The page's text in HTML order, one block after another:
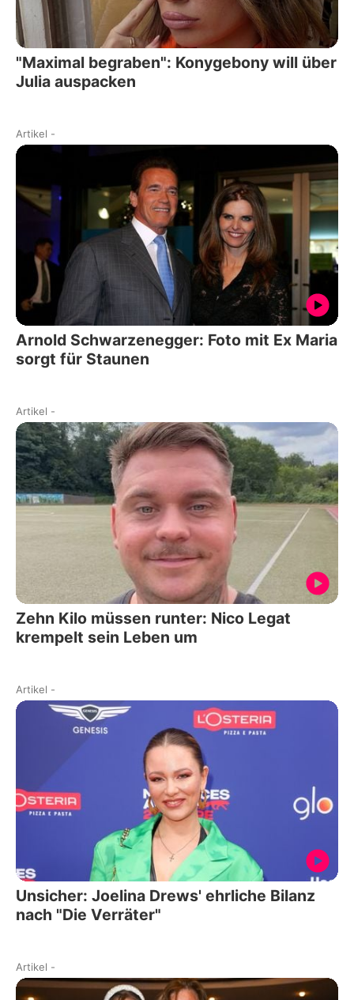
"Maximal begraben": Konygebony will über
Julia auspacken
Artikel -
Arnold Schwarzenegger: Foto mit Ex Maria
sorgt für Staunen
Artikel -
Zehn Kilo müssen runter: Nico Legat
krempelt sein Leben um
Artikel -
Unsicher: Joelina Drews' ehrliche Bilanz
nach "Die Verräter"
Artikel -